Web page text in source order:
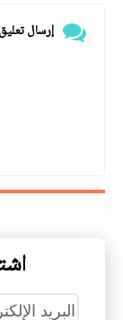
إرسال تعليق